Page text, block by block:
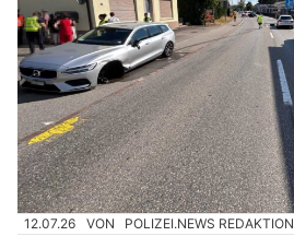
12.07.26 VON POLIZEI.NEWS REDAKTION